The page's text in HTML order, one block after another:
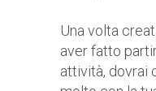
Una volta
aver fatto
attività, dovrai